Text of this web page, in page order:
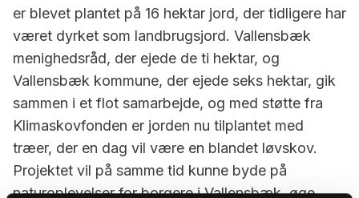
er blevet plantet på 16 hektar jord, der tidligere har
været dyrket som landbrugsjord. Vallensbæk
menighedsråd, der ejede de ti hektar, og
Vallensbæk kommune, der ejede seks hektar, gik
sammen i et flot samarbejde, og med støtte fra
Klimaskovfonden er jorden nu tilplantet med
træer, der en dag vil være en blandet løvskov.
Projektet vil på samme tid kunne byde på
naturoplevelser for borgere i Vallensbæk, øge